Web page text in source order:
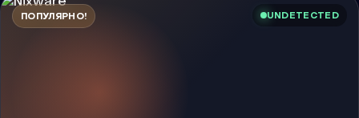
ПОПУЛЯРНО! UNDETECTED